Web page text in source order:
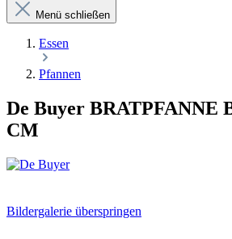
Menü schließen
Essen
Pfannen
De Buyer BRATPFANNE
CM
Bildergalerie überspringen